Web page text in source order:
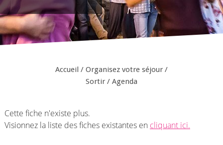
Accueil / Organisez votre séjour /
Sortir / Agenda
Cette fiche n'existe plus.
Visionnez la liste des fiches existantes en cliquant ici.